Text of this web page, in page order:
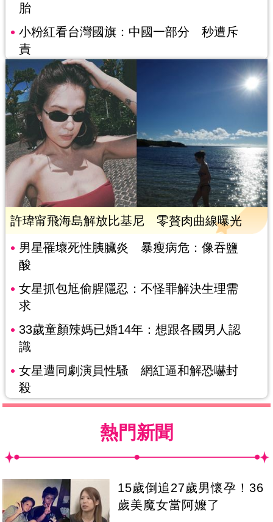
胎
小粉紅看台灣國旗：中國一部分 秒遭斥
責
許瑋甯飛海島解放比基尼 零贅肉曲線曝光
男星罹壞死性胰臟炎 暴瘦病危：像吞鹽
酸
女星抓包尪偷腥隱忍：不怪罪解決生理需
求
33歲童顏辣媽已婚14年：想跟各國男人認
識
女星遭同劇演員性騷 網紅逼和解恐嚇封
殺
熱門新聞
15歲倒追27歲男懷孕！36
歲美魔女當阿嬤了